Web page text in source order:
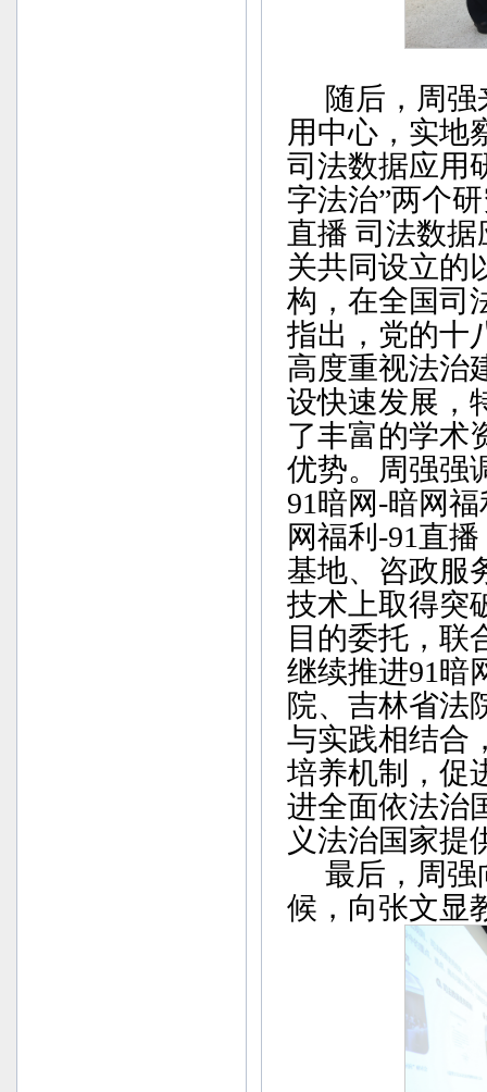
随后，周
用中心，实地
司法数据应用
字法治”两个
直播 司法数
关共同设立的
构，在全国司
指出，党的十
高度重视法治
设快速发展，
了丰富的学术
优势。周强强
91暗网-暗网
网福利-91直
基地、咨政服
技术上取得突
目的委托，联
继续推进91暗
院、吉林省法
与实践相结合
培养机制，促
进全面依法治
义法治国家提
最后，周强
候，向张文显